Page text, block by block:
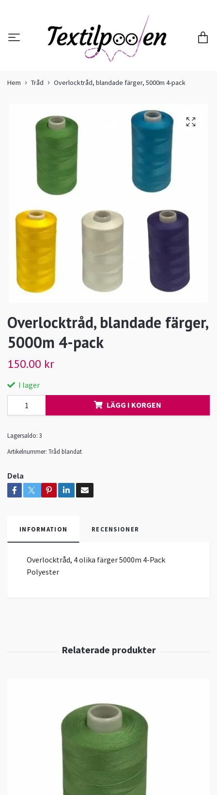
Hem Tråd Overlocktråd, blandade färger, 5000m 4-pack
Overlocktråd, blandade färger,
5000m 4-pack
150.00 kr
I lager
LÄGG I KORGEN
Lagersaldo: 3
Artikelnummer: Tråd blandat
Dela
INFORMATION RECENSIONER
Overlocktråd, 4 olika färger 5000m 4-Pack
Polyester